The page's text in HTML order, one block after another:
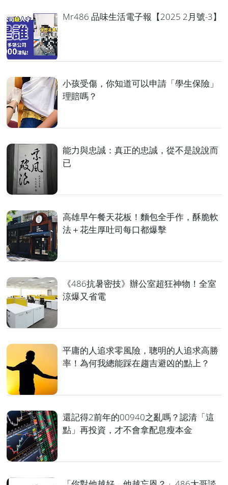
Mr486 品味生活電子報【2025 2月號-3】
小孩受傷，你知道可以申請「學生保險」
理賠嗎？
能力與忠誠：真正的忠誠，從不是說說而
已
高雄早午餐天花板！麵包全手作，酥脆軟
法＋花生厚吐司每口都爆擊
《486抗暑密技》辦公室超狂神物！全室
涼爆又省電
平庸的人追求零風險，聰明的人追求高勝
率！為何我總能踩在趨吉避凶的點上？
還記得2前年的00940之亂嗎？認清「這
點」再投資，才不會拿配息瘦本金